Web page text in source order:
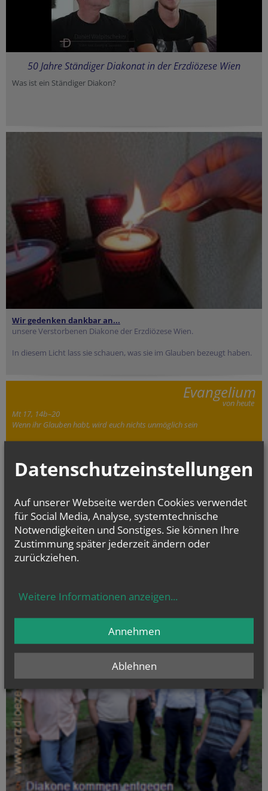
50 Jahre Ständiger Diakonat in der Erzdiözese Wien
Was ist ein Ständiger Diakon?
Wir gedenken dankbar an...
unsere Verstorbenen Diakone der Erzdiözese Wien.
In diesem Licht lass sie schauen, was sie im Glauben bezeugt haben.
Evangelium
von heute
Mt 17, 14b–20
Wenn ihr Glauben habt, wird euch nichts unmöglich sein
Datenschutzeinstellungen
Auf unserer Webseite werden Cookies verwendet
für Social Media, Analyse, systemtechnische
Notwendigkeiten und Sonstiges. Sie können Ihre
Zustimmung später jederzeit ändern oder
zurückziehen.
Weitere Informationen anzeigen...
Ablehnen
Annehmen